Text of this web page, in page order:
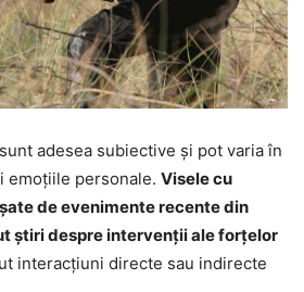
adesea subiective și pot varia în
emoțiile personale. Visele cu
de evenimente recente din
știri despre intervenții ale forțelor
interacțiuni directe sau indirecte